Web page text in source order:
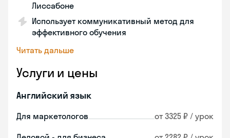
Лиссабоне
Использует коммуникативный метод для
эффективного обучения
Читать дальше
Услуги и цены
Английский язык
Для маркетологов от 3325 ₽ / урок